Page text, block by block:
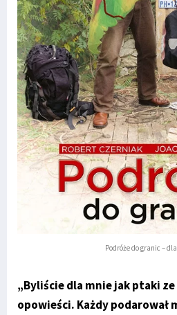
Podróże do granic –
„Byliście dla mnie jak ptaki
opowieści. Każdy podarował